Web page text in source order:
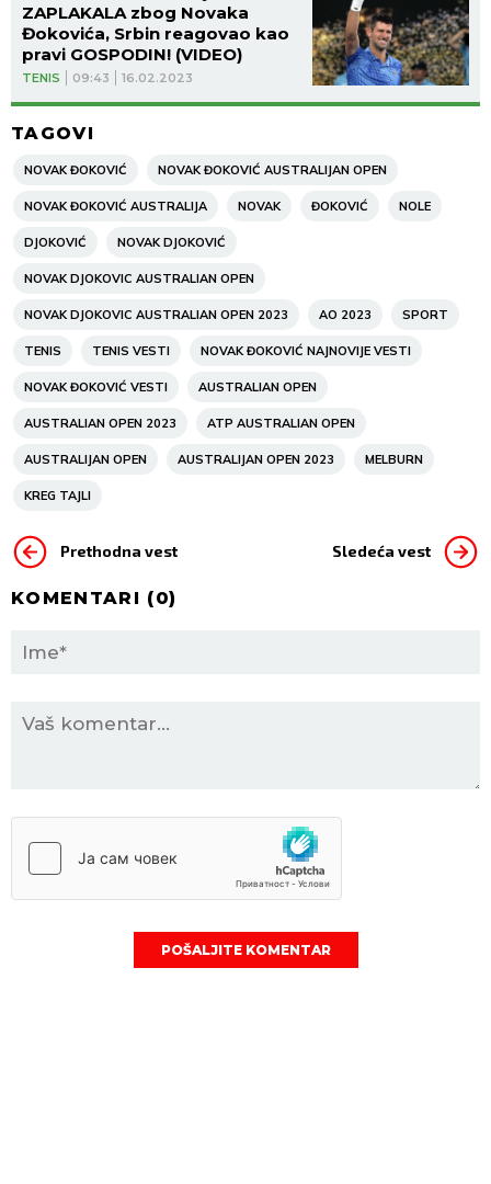
TENIS 09:43 16.02.2023
ZAPLAKALA zbog Novaka
Đokovića, Srbin reagovao kao
pravi GOSPODIN! (VIDEO)
TAGOVI
NOVAK ĐOKOVIĆ NOVAK ĐOKOVIĆ AUSTRALIJAN OPEN
NOVAK ĐOKOVIĆ AUSTRALIJA NOVAK ĐOKOVIĆ NOLE
DJOKOVIĆ NOVAK DJOKOVIĆ
NOVAK DJOKOVIC AUSTRALIAN OPEN
NOVAK DJOKOVIC AUSTRALIAN OPEN 2023 AO 2023 SPORT
TENIS TENIS VESTI NOVAK ĐOKOVIĆ NAJNOVIJE VESTI
NOVAK ĐOKOVIĆ VESTI AUSTRALIAN OPEN
AUSTRALIAN OPEN 2023 ATP AUSTRALIAN OPEN
AUSTRALIJAN OPEN AUSTRALIJAN OPEN 2023 MELBURN
KREG TAJLI
Prethodna vest Sledeća vest
KOMENTARI (0)
POŠALJITE KOMENTAR